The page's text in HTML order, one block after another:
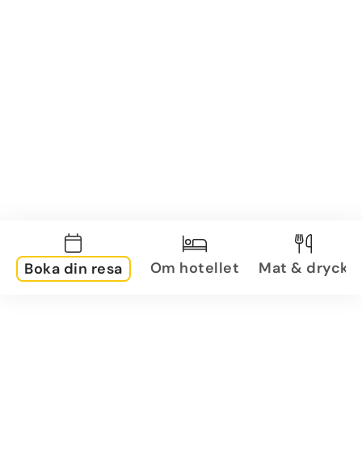
Boka din resa Om hotellet Mat & dryck